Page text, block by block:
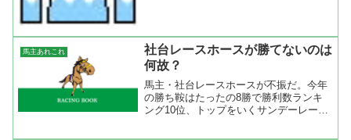
馬主あれこれ
社台レースホースが勝てないのは
何故？
馬主・社台レースホースが不振だ。今年
の勝ち鞍はたったの8勝で勝利数ランキ
ング10位、トップをいくサンデーレーシ